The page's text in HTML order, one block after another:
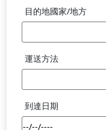
目的地國家/地方
運送方法
到達日期